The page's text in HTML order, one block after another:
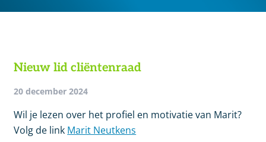
Nieuw lid cliëntenraad
20 december 2024
Wil je lezen over het profiel en motivatie van Marit?
Volg de link Marit Neutkens